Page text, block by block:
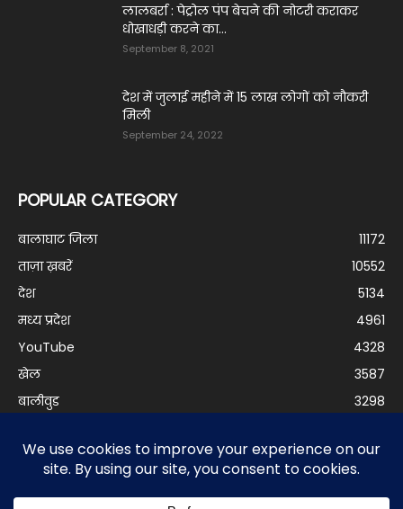
लालबर्रा : पेट्रोल पंप बेचने की नोटरी कराकर
धोखाधड़ी करने का...
September 8, 2021
देश में जुलाई महीने में 15 लाख लोगों को नौक‎री
‎मिली
September 24, 2022
POPULAR CATEGORY
बालाघाट जिला
11172
ताज़ा ख़बरें
10552
देश
5134
मध्य प्रदेश
4961
YouTube
4328
खेल
3587
बालीवुड
3298
बिजनेस
2978